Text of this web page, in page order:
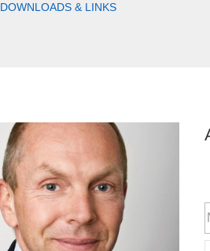
DOWNLOADS & LINKS